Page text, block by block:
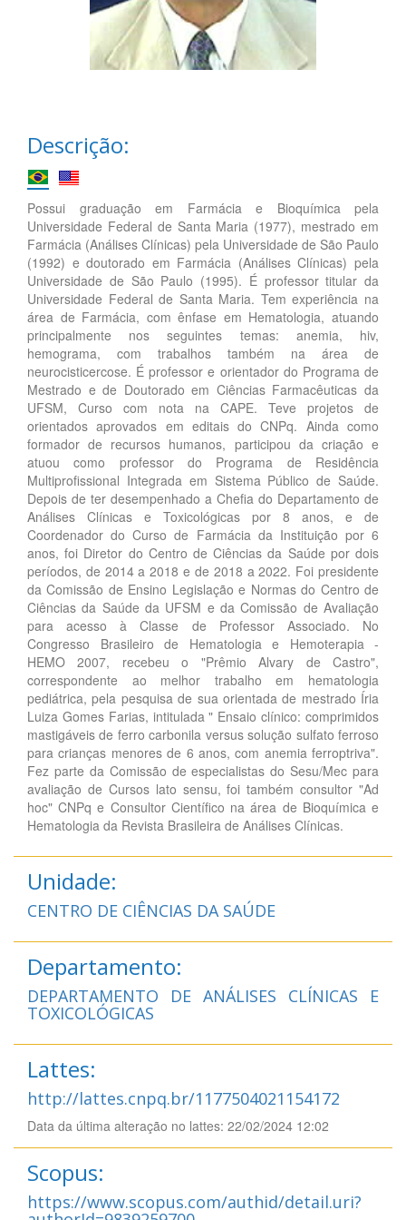
Descrição:
Possui graduação em Farmácia e Bioquímica pela
Universidade Federal de Santa Maria (1977), mestrado em
Farmácia (Análises Clínicas) pela Universidade de São Paulo
(1992) e doutorado em Farmácia (Análises Clínicas) pela
Universidade de São Paulo (1995). É professor titular da
Universidade Federal de Santa Maria. Tem experiência na
área de Farmácia, com ênfase em Hematologia, atuando
principalmente nos seguintes temas: anemia, hiv,
hemograma, com trabalhos também na área de
neurocisticercose. É professor e orientador do Programa de
Mestrado e de Doutorado em Ciências Farmacêuticas da
UFSM, Curso com nota na CAPE. Teve projetos de
orientados aprovados em editais do CNPq. Ainda como
formador de recursos humanos, participou da criação e
atuou como professor do Programa de Residência
Multiprofissional Integrada em Sistema Público de Saúde.
Depois de ter desempenhado a Chefia do Departamento de
Análises Clínicas e Toxicológicas por 8 anos, e de
Coordenador do Curso de Farmácia da Instituição por 6
anos, foi Diretor do Centro de Ciências da Saúde por dois
períodos, de 2014 a 2018 e de 2018 a 2022. Foi presidente
da Comissão de Ensino Legislação e Normas do Centro de
Ciências da Saúde da UFSM e da Comissão de Avaliação
para acesso à Classe de Professor Associado. No
Congresso Brasileiro de Hematologia e Hemoterapia -
HEMO 2007, recebeu o "Prêmio Alvary de Castro",
correspondente ao melhor trabalho em hematologia
pediátrica, pela pesquisa de sua orientada de mestrado Íria
Luiza Gomes Farias, intitulada " Ensaio clínico: comprimidos
mastigáveis de ferro carbonila versus solução sulfato ferroso
para crianças menores de 6 anos, com anemia ferroptriva".
Fez parte da Comissão de especialistas do Sesu/Mec para
avaliação de Cursos lato sensu, foi também consultor "Ad
hoc" CNPq e Consultor Científico na área de Bioquímica e
Hematologia da Revista Brasileira de Análises Clínicas.
Unidade:
CENTRO DE CIÊNCIAS DA SAÚDE
Departamento:
DEPARTAMENTO DE ANÁLISES CLÍNICAS E
TOXICOLÓGICAS
Lattes:
http://lattes.cnpq.br/1177504021154172
Data da última alteração no lattes: 22/02/2024 12:02
Scopus:
https://www.scopus.com/authid/detail.uri?